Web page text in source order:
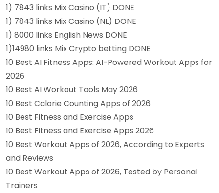
1) 7843 links Mix Casino (IT) DONE
1) 7843 links Mix Casino (NL) DONE
1) 8000 links English News DONE
1)14980 links Mix Crypto betting DONE
10 Best AI Fitness Apps: AI-Powered Workout Apps for
2026
10 Best AI Workout Tools May 2026
10 Best Calorie Counting Apps of 2026
10 Best Fitness and Exercise Apps
10 Best Fitness and Exercise Apps 2026
10 Best Workout Apps of 2026, According to Experts
and Reviews
10 Best Workout Apps of 2026, Tested by Personal
Trainers